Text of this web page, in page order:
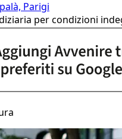
Parigi
per condizioni